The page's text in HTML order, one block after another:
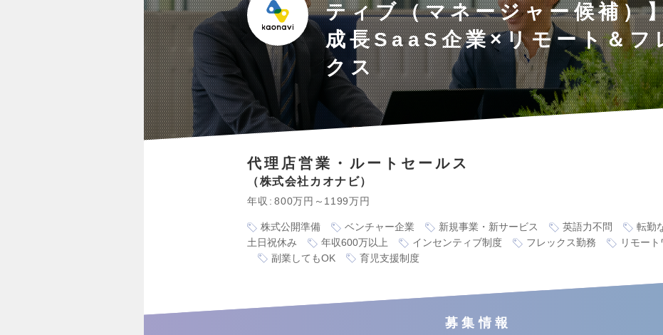
ティブ（マネージャー候補）
成長SaaS企業×リモート＆フ
クス
代理店営業・ルートセールス
株式会社カオナビ
年収 800万円～1199万円
株式公開準備 ベンチャー企業 新規事業・新サービス 英語力不問
転勤
土日祝休み
年収600万以上 インセンティブ制度 フレックス勤務
リモー
副業してもOK
育児支援制度
募集情報